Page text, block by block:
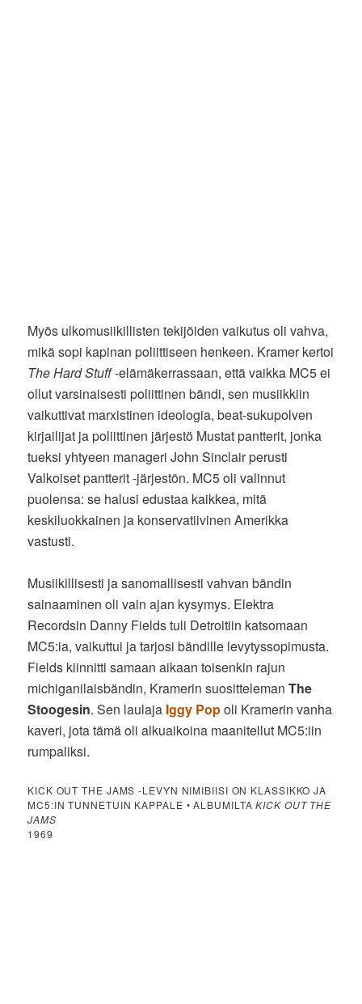
Myös ulkomusiikillisten tekijöiden vaikutus oli vahva,
mikä sopi kapinan poliittiseen henkeen. Kramer kertoi
The Hard Stuff-elämäkerrassaan, että vaikka MC5 ei
ollut varsinaisesti poliittinen bändi, sen musiikkiin
vaikuttivat marxistinen ideologia, beat-sukupolven
kirjailijat ja poliittinen järjestö Mustat pantterit, jonka
tueksi yhtyeen manageri John Sinclair perusti
Valkoiset pantterit -järjestön. MC5 oli valinnut
puolensa: se halusi edustaa kaikkea, mitä
keskiluokkainen ja konservatiivinen Amerikka
vastusti.
Musiikillisesti ja sanomallisesti vahvan bändin
sainaaminen oli vain ajan kysymys. Elektra
Recordsin Danny Fields tuli Detroitiin katsomaan
MC5:ia, vaikuttui ja tarjosi bändille levytyssopimusta.
Fields kiinnitti samaan aikaan toisenkin rajun
michiganilaisbändin, Kramerin suosittelemanThe
Stoogesin. Sen laulaja Iggy Popoli Kramerin vanha
kaveri, jota tämä oli alkuaikoina maanitellut MC5:iin
rumpaliksi.
KICK OUT THE JAMS -LEVYN NIMIBIISI ON KLASSIKKO JA
MC5:IN TUNNETUIN KAPPALE • ALBUMILTAKICK OUT THE
JAMS
1969